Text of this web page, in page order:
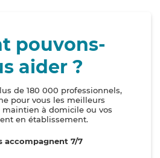
pouvons-
aider ?
de 180 000 professionnels,
pour vous les meilleurs
à domicile ou vos
en établissement.
accompagnent 7/7